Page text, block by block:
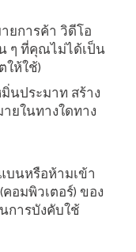
ยการค้า วิดีโอ
ๆ ที่คุณไม่ได้เป็น
ห้ใช้)
นประมาท สร้าง
ยในทางใดทาง
นหรือห้ามเข้า
อมพิวเตอร์) ของ
การบังคับใช้